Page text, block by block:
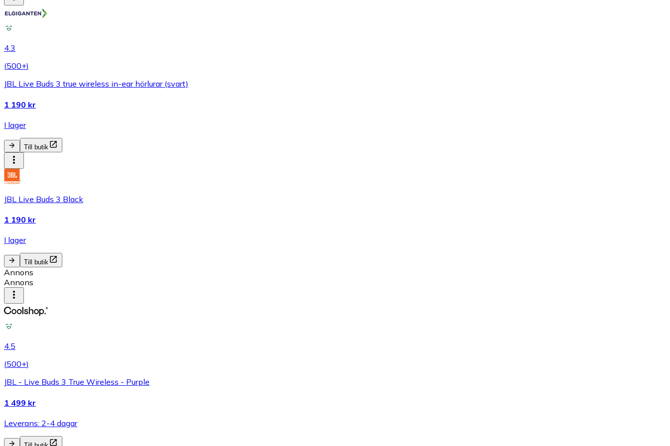
4.3
(500+)
JBL Live Buds 3 true wireless in-ear hörlurar (svart)
1 190 kr
I lager
Till butik
JBL Live Buds 3 Black
1 190 kr
I lager
Till butik
Annons
Annons
4.5
(500+)
JBL - Live Buds 3 True Wireless - Purple
1 499 kr
Leverans: 2-4 dagar